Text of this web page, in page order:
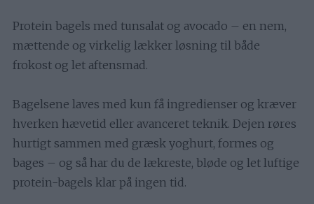
Protein bagels med tunsalat og avocado – en nem,
mættende og virkelig lækker løsning til både
frokost og let aftensmad.
Bagelsene laves med kun få ingredienser og kræver
hverken hævetid eller avanceret teknik. Dejen røres
hurtigt sammen med græsk yoghurt, formes og
bages – og så har du de lækreste, bløde og let luftige
protein-bagels klar på ingen tid.